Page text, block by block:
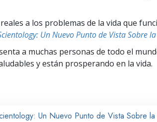
a los problemas de la vida que
Un Nuevo Punto de Vista Sobre
a muchas personas de todo el
y están prosperando en la vida.
Un Nuevo Punto de Vista Sobre